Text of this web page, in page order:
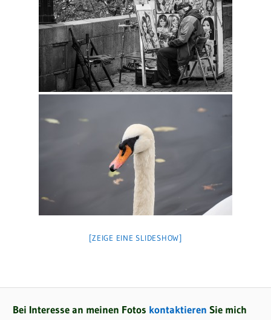
[ZEIGE EINE SLIDESHOW]
Bei Interesse an meinen Fotos kontaktieren Sie mich